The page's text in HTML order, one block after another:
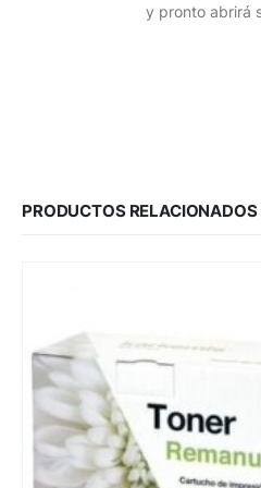
y pronto abrirá
PRODUCTOS RELACIONADOS